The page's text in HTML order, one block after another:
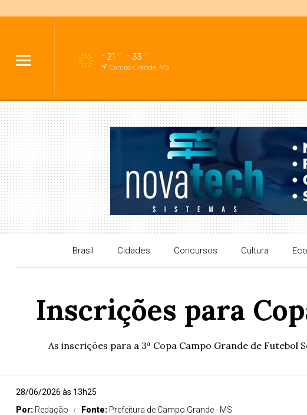
21 °C 33°C
Campo Grande, MS
Brasil Cidades Concursos Cultura
Inscrições para
As inscrições para a 3ª Copa Campo Grande de
28/06/2026 às 13h25
Por: Redação Fonte: Prefeitura de Campo Grande - MS